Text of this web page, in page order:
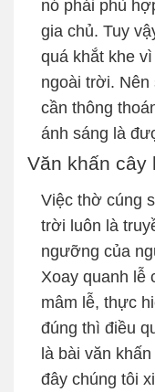
nó phải phù
gia chủ. Tuy
quá khắt khe
ngoài trời.
cần thông
ánh sáng là
Văn khấn cây
Việc thờ cúng
trời luôn là
ngưỡng của
Xoay quanh lễ
mâm lễ, thực
đúng thì điều
là bài văn
đây chúng tôi